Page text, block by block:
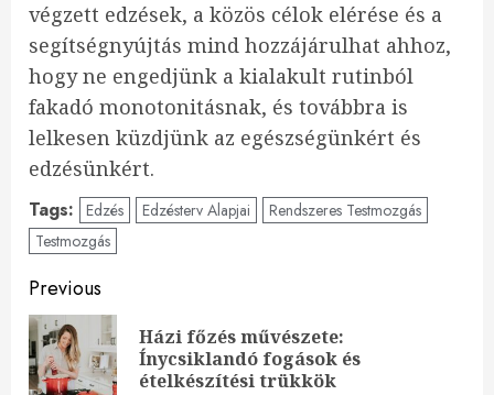
végzett edzések, a közös célok elérése és a
segítségnyújtás mind hozzájárulhat ahhoz,
hogy ne engedjünk a kialakult rutinból
fakadó monotonitásnak, és továbbra is
lelkesen küzdjünk az egészségünkért és
edzésünkért.
Tags: Edzés Edzésterv Alapjai
Rendszeres Testmozgás
Testmozgás
Continue
Reading
Previous
Házi főzés művészete:
Ínycsiklandó fogások és
ételkészítési trükkök